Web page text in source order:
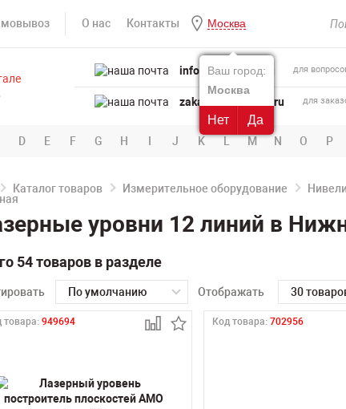
О нас Контакты Москва
Ваш город:
Москва
Нет Да
info@powertool.ru для
zakaz@powertool.ru для
D E F G H I J K L M N O P
Каталог товаров Измерительное оборудование
уровни 12 линий в
54 товаров в разделе
По умолчанию Отображать 30
товара: 949694 Код товара: 702956